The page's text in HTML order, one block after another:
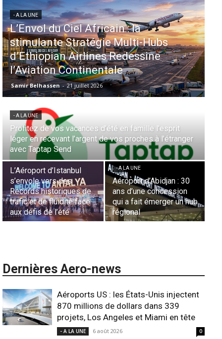
- A LA UNE
Aéroports US : les États-Unis
injectent 870 millions de dollars
dans 339 projets, Los Angeles et
Miami en tête
Samir Belhassen - 6 août 2026
- A LA UNE
Aérien & Stratégie : Comment Royal Air Maroc fait de
la diaspora européenne le moteur de son hub de
Casablanca
- A LA UNE
Sécurité des frontières
aériennes en Afrique :
L’appel urgent à
l’harmonisation globale
- A LA UNE
Nominations : Sadri
Essid à la tête de la
Représentation d’Air
France en Tunisie et
Lionel Rault aux
commandes de la région
ANSCO
Dernières Aero-news
Aéroports US : les États-Unis injectent
870 millions de dollars dans 339
projets, Los Angeles et Miami en tête
- A LA UNE 6 août 2026 0